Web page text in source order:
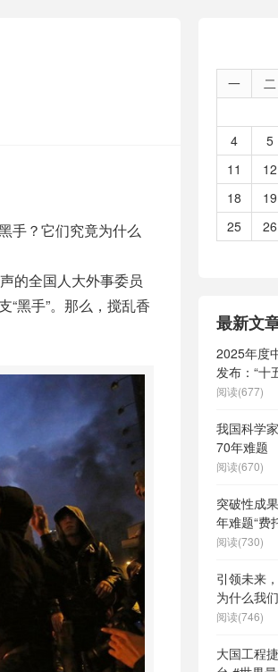
手？它们究竟为什么
的全国人大外事委员
黑手”。那么，搅乱香
一 二
4
5
11
12
18
19
25
26
最新文
2025年度
发布：“十
兵、全球
形机器人
育儿补贴
态治理
阅读(677)
我国科学
70年难题
阅读(670)
突破性成
年难题“费
阅读(730)
引领未来
为什么我
阅读(746)
大国工程